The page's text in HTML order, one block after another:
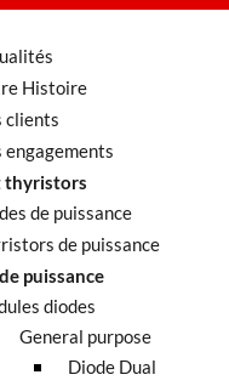
Histoire
clients
engagements
thyristors
de puissance
de puissance
puissance
diodes
General purpose
Diode Dual